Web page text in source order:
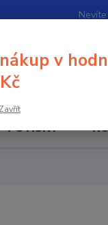
POTISKY
v
Kč
Zavřít